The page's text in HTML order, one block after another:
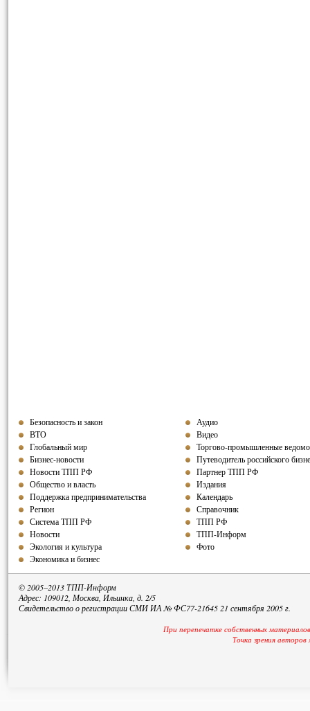
Безопасность и закон
ВТО
Глобальный мир
Бизнес-новости
Новости ТПП РФ
Общество и власть
Поддержка предпринимательства
Регион
Система ТПП РФ
Новости
Экология и культура
Экономика и бизнес
Аудио
Видео
Торгово-промышленные
Путеводитель российского
Партнер ТПП РФ
Издания
Календарь
Справочник
ТПП РФ
ТПП-Информ
Фото
© 2005–2013 ТПП-Информ
Адрес: 109012, Москва, Ильинка, д. 2/5
Свидетельство о регистрации СМИ ИА № ФС77-21645 21 сентября 2005 г.
При перепечатке собственных
Точка зрения